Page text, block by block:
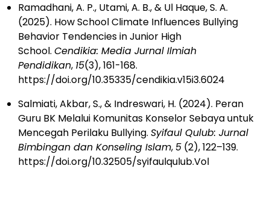
Ramadhani, A. P., Utami, A. B., & Ul Haque, S. A.
(2025). How School Climate Influences Bullying
Behavior Tendencies in Junior High
School. Cendikia: Media Jurnal Ilmiah
Pendidikan, 15(3), 161-168.
https://doi.org/10.35335/cendikia.v15i3.6024
Salmiati, Akbar, S., & Indreswari, H. (2024). Peran
Guru BK Melalui Komunitas Konselor Sebaya untuk
Mencegah Perilaku Bullying. Syifaul Qulub: Jurnal
Bimbingan dan Konseling Islam, 5 (2), 122–139.
https://doi.org/10.32505/syifaulqulub.Vol